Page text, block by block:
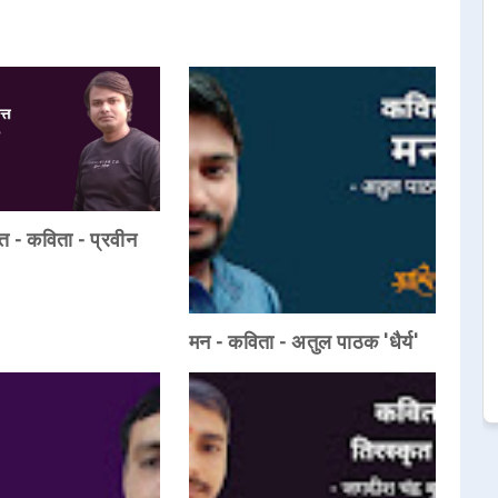
- कविता - प्रवीन
मन - कविता - अतुल पाठक 'धैर्य'